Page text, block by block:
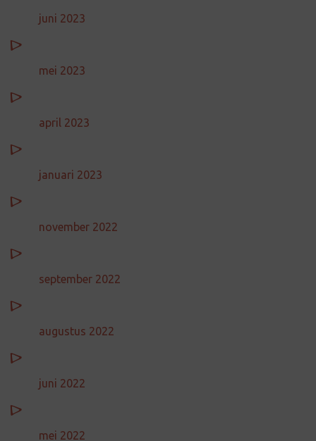
juni 2023
mei 2023
april 2023
januari 2023
november 2022
september 2022
augustus 2022
juni 2022
mei 2022